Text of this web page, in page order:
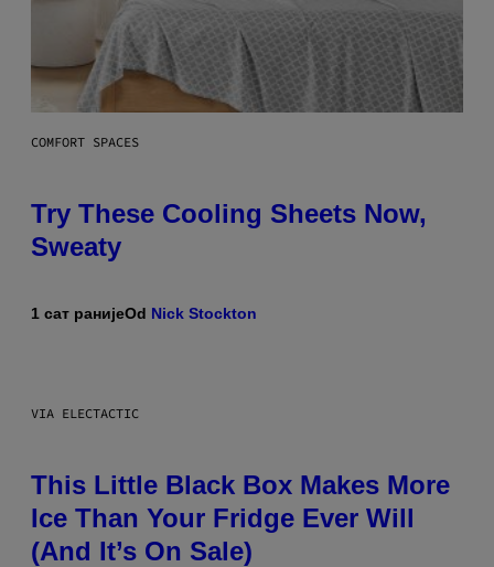
COMFORT SPACES
Try These Cooling Sheets Now,
Sweaty
1 сат ранијеOd Nick Stockton
VIA ELECTACTIC
This Little Black Box Makes More
Ice Than Your Fridge Ever Will
(And It’s On Sale)